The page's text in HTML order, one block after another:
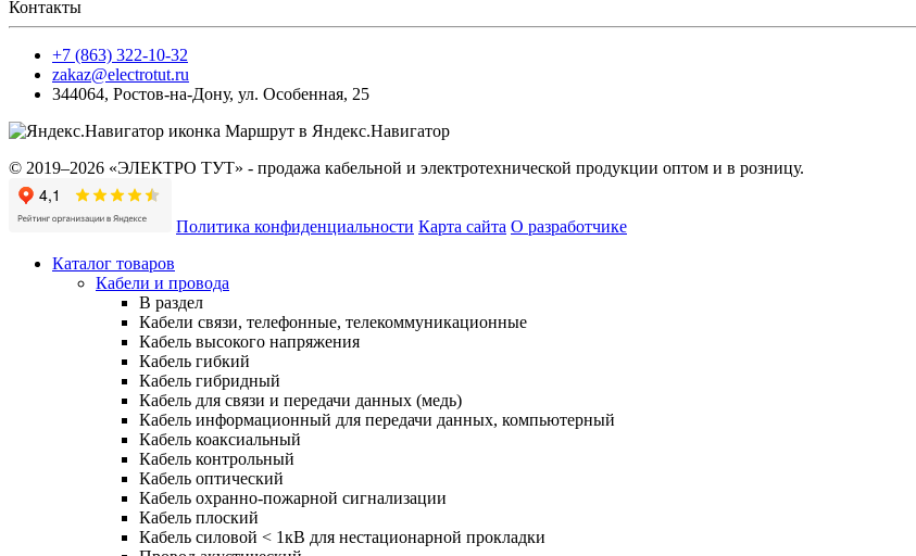
Контакты
+7 (863) 322-10-32
zakaz@electrotut.ru
344064, Ростов-на-Дону, ул. Особенная, 25
Маршрут в Яндекс.Навигатор
© 2019–2026 «ЭЛЕКТРО ТУТ» - продажа кабельной и электротехнической продукции оптом и в розницу.
Политика конфиденциальности Карта сайта О разработчике
Каталог товаров
Кабели и провода
В раздел
Кабели связи, телефонные, телекоммуникационные
Кабель высокого напряжения
Кабель гибкий
Кабель гибридный
Кабель для связи и передачи данных (медь)
Кабель информационный для передачи данных, компьютерный
Кабель коаксиальный
Кабель контрольный
Кабель оптический
Кабель охранно-пожарной сигнализации
Кабель плоский
Кабель силовой < 1кВ для нестационарной прокладки